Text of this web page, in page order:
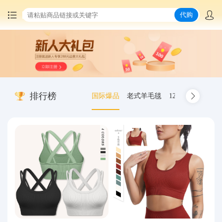
中国商品代购
集运服务
最新公告
物流资讯
代购
排行榜 国际爆品 老式羊毛毯 12.00-20 truck